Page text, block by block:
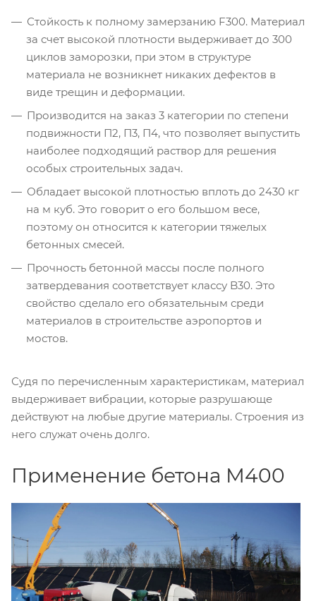
Стойкость к полному замерзанию F300. Материал
за счет высокой плотности выдерживает до 300
циклов заморозки, при этом в структуре
материала не возникнет никаких дефектов в
виде трещин и деформации.
Производится на заказ 3 категории по степени
подвижности П2, П3, П4, что позволяет выпустить
наиболее подходящий раствор для решения
особых строительных задач.
Обладает высокой плотностью вплоть до 2430 кг
на м куб. Это говорит о его большом весе,
поэтому он относится к категории тяжелых
бетонных смесей.
Прочность бетонной массы после полного
затвердевания соответствует классу B30. Это
свойство сделало его обязательным среди
материалов в строительстве аэропортов и
мостов.
Судя по перечисленным характеристикам, материал
выдерживает вибрации, которые разрушающе
действуют на любые другие материалы. Строения из
него служат очень долго.
Применение бетона М400